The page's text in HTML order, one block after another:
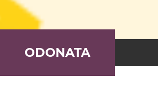
ODONATA